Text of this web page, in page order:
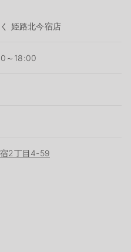
姫路北今宿店
～18:00
2丁目4-59